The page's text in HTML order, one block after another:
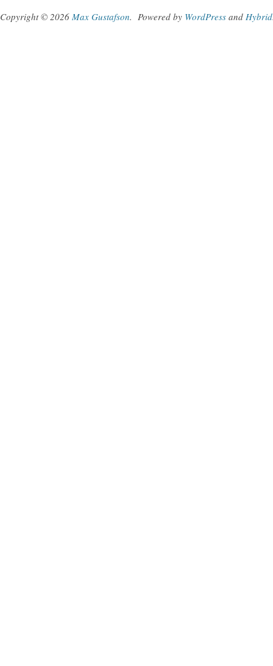
Copyright © 2026 Max Gustafson. Powered by WordPress and Hybrid